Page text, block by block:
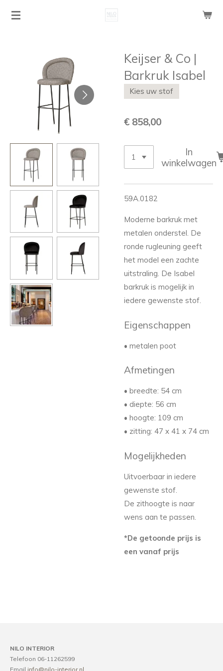
Ga
hoofdinhoud
Keijser & Co |
Barkruk Isabel
Kies uw stof
€ 858,00
In
winkelwagen
59A.0182
Moderne barkruk met
metalen onderstel. De
ronde rugleuning geeft
het model een zachte
uitstraling. De Isabel
barkruk is mogelijk in
iedere gewenste stof.
Eigenschappen
• metalen poot
Afmetingen
• breedte: 54 cm
• diepte: 56 cm
• hoogte: 109 cm
• zitting: 47 x 41 x 74 cm
Mogelijkheden
Uitvoerbaar in iedere
gewenste stof.
De zithoogte is naar
wens aan te passen.
*De getoonde prijs is
een vanaf prijs
NILO INTERIOR
Telefoon 06-11262599
Email info@nilo-interior.nl